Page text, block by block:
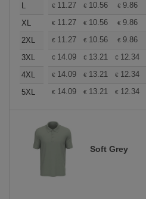
L
€ 11.27 € 10.56 € 9.86
XL
€ 11.27 € 10.56 € 9.86
2XL
€ 11.27 € 10.56 € 9.86
3XL
€ 14.09 € 13.21 € 12.34
4XL
€ 14.09 € 13.21 € 12.34
5XL
€ 14.09 € 13.21 € 12.34
Soft Grey